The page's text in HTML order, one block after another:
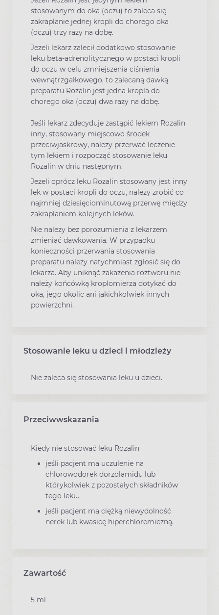
stosowanym do oka (oczu) to zaleca się
zakraplanie jednej kropli do chorego oka
(oczu) trzy razy na dobę.
Jeżeli lekarz zalecił dodatkowo stosowanie
leku beta-adrenolitycznego w postaci kropli
do oczu w celu zmniejszenia ciśnienia
wewnątrzgałkowego, to zalecaną dawką
preparatu Rozalin jest jedna kropla do
chorego oka (oczu) dwa razy na dobę.
Jeśli lekarz zdecyduje zastąpić lekiem Rozalin
inny, stosowany miejscowo środek
przeciwjaskrowy, należy przerwać leczenie
tym lekiem i rozpocząć stosowanie leku
Rozalin w dniu następnym.
Jeżeli oprócz leku Rozalin stosowany jest inny
lek w postaci kropli do oczu, należy zrobić co
najmniej dziesięciominutową przerwę między
zakraplaniem kolejnych leków.
Nie należy bez porozumienia z lekarzem
zmieniać dawkowania. W przypadku
konieczności przerwania stosowania
preparatu należy natychmiast zgłosić się do
lekarza. Aby uniknąć zakażenia roztworu nie
należy końcówką kroplomierza dotykać do
oka, jego okolic ani jakichkolwiek innych
powierzchni.
Stosowanie leku u dzieci i młodzieży
Nie zaleca się stosowania leku u dzieci.
Przeciwwskazania
Kiedy nie stosować leku Rozalin
jeśli pacjent ma uczulenie na
chlorowodorek dorzolamidu lub
którykolwiek z pozostałych składników
tego leku.
jeśli pacjent ma ciężką niewydolność
nerek lub kwasicę hiperchloremiczną.
Zawartość
5 ml